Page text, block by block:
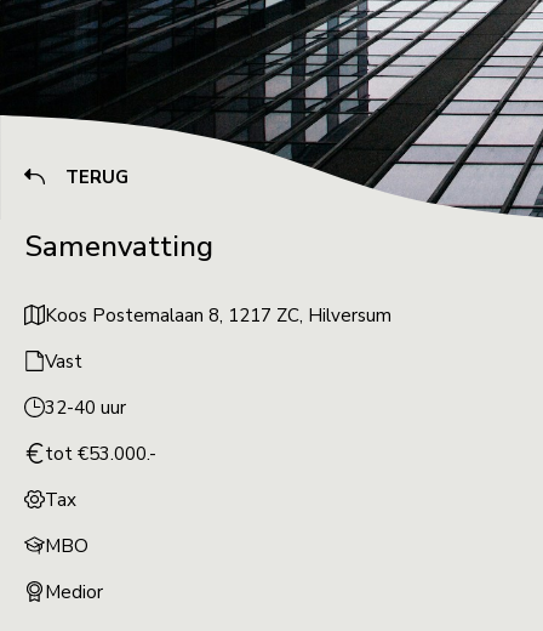
TERUG
Samenvatting
Koos Postemalaan 8, 1217 ZC, Hilversum
Vast
32-40 uur
tot €53.000.-
Tax
MBO
Medior